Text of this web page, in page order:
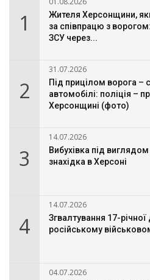
1
Жителя Херсонщини,
за співпрацю з
ЗСУ через...
2
31.07.2026
Під прицілом ворога –
автомобілі: поліція –
Херсонщині (фото)
3
14.07.2026
Вибухівка під
знахідка в Херсоні
4
14.07.2026
Згвалтування 17-
російському
04.07.2026